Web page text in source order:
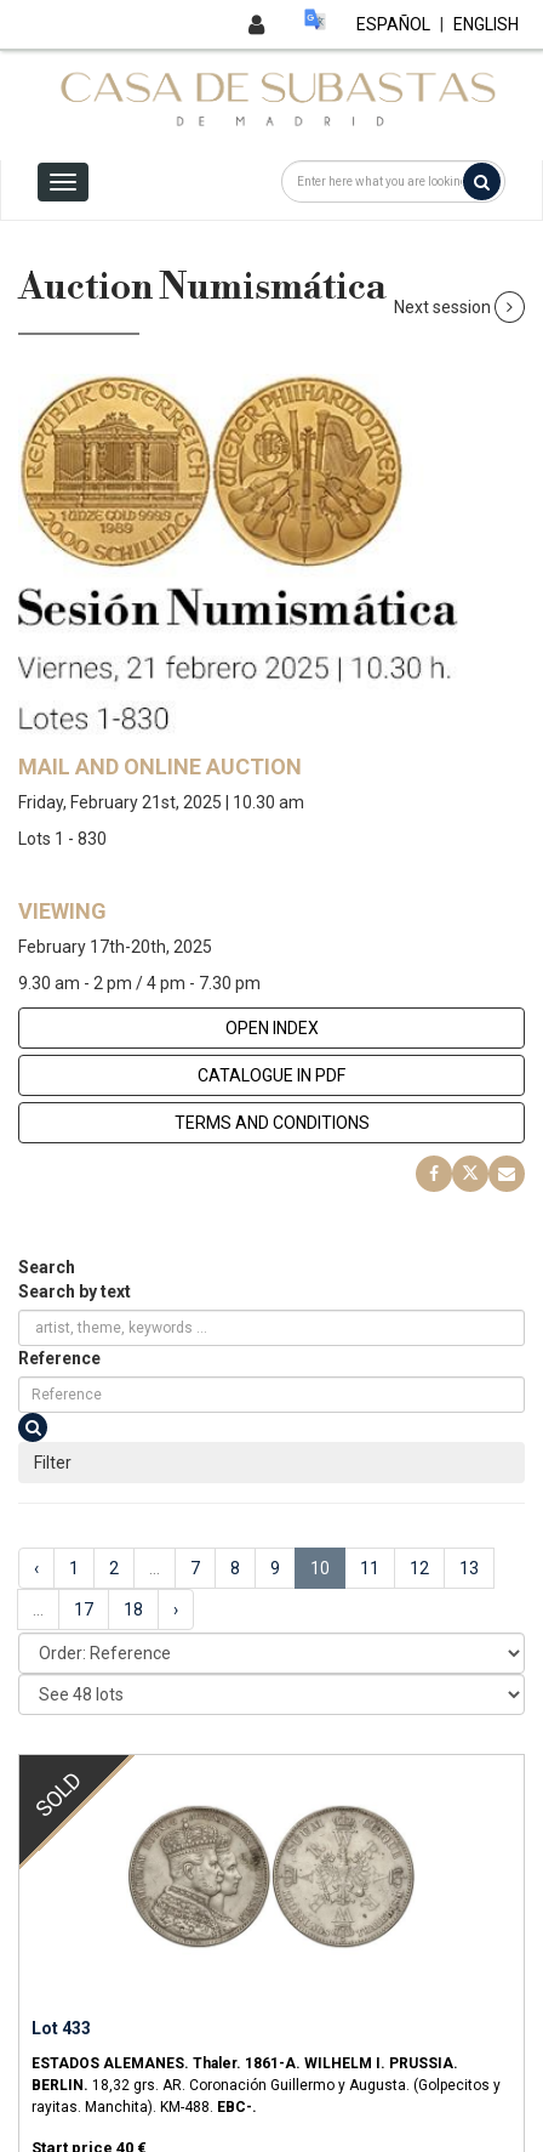
ESPAÑOL ENGLISH
Auction Numismática Next session
MAIL AND ONLINE AUCTION
Friday, February 21st, 2025 | 10.30 am
Lots 1 - 830
VIEWING
February 17th-20th, 2025
9.30 am - 2 pm / 4 pm - 7.30 pm
OPEN INDEX
CATALOGUE IN PDF
TERMS AND CONDITIONS
Search
Search by text
Reference
Filter
‹ 1 2 ... 7 8 9 10 11 12 13
... 17 18 ›
SOLD
Lot 433
ESTADOS ALEMANES. Thaler. 1861-A. WILHELM I. PRUSSIA.
BERLIN. 18,32 grs. AR. Coronación Guillermo y Augusta. (Golpecitos y
rayitas. Manchita). KM-488. EBC-.
Start price 40 €